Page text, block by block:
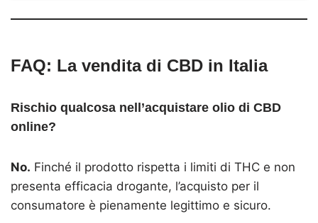
FAQ: La vendita di CBD in Italia
Rischio qualcosa nell’acquistare olio di CBD
online?
No. Finché il prodotto rispetta i limiti di THC e non
presenta efficacia drogante, l’acquisto per il
consumatore è pienamente legittimo e sicuro.